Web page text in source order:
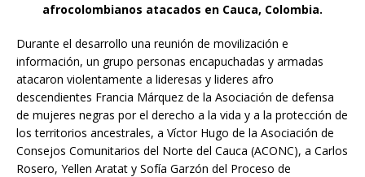
afrocolombianos atacados en Cauca, Colombia.
Durante el desarrollo una reunión de movilización e
información, un grupo personas encapuchadas y armadas
atacaron violentamente a lideresas y lideres afro
descendientes Francia Márquez de la Asociación de defensa
de mujeres negras por el derecho a la vida y a la protección de
los territorios ancestrales, a Víctor Hugo de la Asociación de
Consejos Comunitarios del Norte del Cauca (ACONC), a Carlos
Rosero, Yellen Aratat y Sofía Garzón del Proceso de